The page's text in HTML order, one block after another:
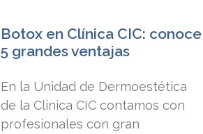
Botox en Clínica CIC: conoce
5 grandes ventajas
En la Unidad de Dermoestética
de la Clinica CIC contamos con
profesionales con gran